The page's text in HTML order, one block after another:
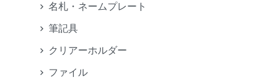
名札・ネームプレート
筆記具
クリアーホルダー
ファイル